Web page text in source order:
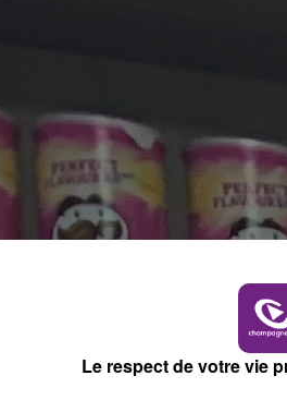
Le respect de votre vie